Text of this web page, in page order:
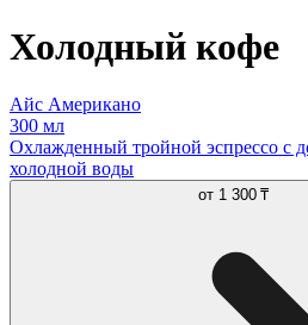
Холодный кофе
Айс Американо
300 мл
Охлажденный тройной эспрессо с
холодной воды
от 1 300 ₸